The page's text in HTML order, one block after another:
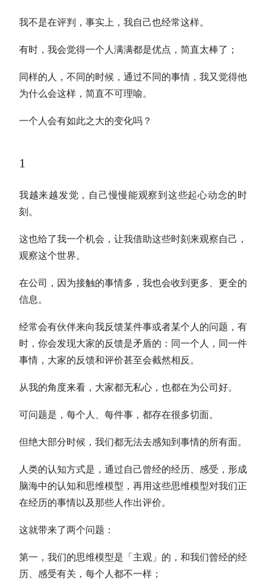
我不是在评判，事实上，我自己也经常这样。
有时，我会觉得一个人满满都是优点，简直太棒了；
同样的人，不同的时候，通过不同的事情，我又觉得他
为什么会这样，简直不可理喻。
一个人会有如此之大的变化吗？
1
我越来越发觉，自己慢慢能观察到这些起心动念的时
刻。
这也给了我一个机会，让我借助这些时刻来观察自己，
观察这个世界。
在公司，因为接触的事情多，我也会收到更多、更全的
信息。
经常会有伙伴来向我反馈某件事或者某个人的问题，有
时，你会发现大家的反馈是矛盾的：同一个人，同一件
事情，大家的反馈和评价甚至会截然相反。
从我的角度来看，大家都无私心，也都在为公司好。
可问题是，每个人、每件事，都存在很多切面。
但绝大部分时候，我们都无法去感知到事情的所有面。
人类的认知方式是，通过自己曾经的经历、感受，形成
脑海中的认知和思维模型，再用这些思维模型对我们正
在经历的事情以及那些人作出评价。
这就带来了两个问题：
第一，我们的思维模型是「主观」的，和我们曾经的经
历、感受有关，每个人都不一样；